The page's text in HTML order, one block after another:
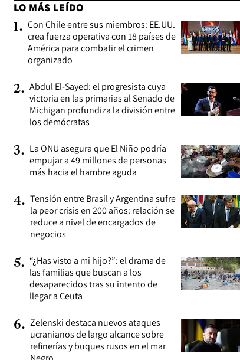
LO MÁS LEÍDO
1. Con Chile entre sus miembros: EE.UU.
crea fuerza operativa con 18 países de
América para combatir el crimen
organizado
2. Abdul El-Sayed: el progresista cuya
victoria en las primarias al Senado de
Michigan profundiza la división entre
los demócratas
3. La ONU asegura que El Niño podría
empujar a 49 millones de personas
más hacia el hambre aguda
4. Tensión entre Brasil y Argentina sufre
la peor crisis en 200 años: relación se
reduce a nivel de encargados de
negocios
5. “¿Has visto a mi hijo?”: el drama de
las familias que buscan a los
desaparecidos tras su intento de
llegar a Ceuta
6. Zelenski destaca nuevos ataques
ucranianos de largo alcance sobre
refinerías y buques rusos en el mar